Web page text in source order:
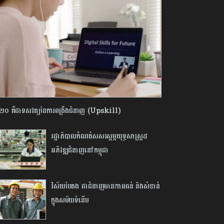
គឺជាទសវត្សនៃការពង្រឹងជំនាញ (Upskill)
រដ្ឋាភិបាលកំណត់សសរស្ដម្ភយុទ្ធសាស្ត្រ៥
អភិវឌ្ឍជំនាញនៅកម្ពុជា
វិស័យបៃតង ជាជំនាញមានភាពធន់ និងសំខាន់
ក្នុងសម័យទំនើប